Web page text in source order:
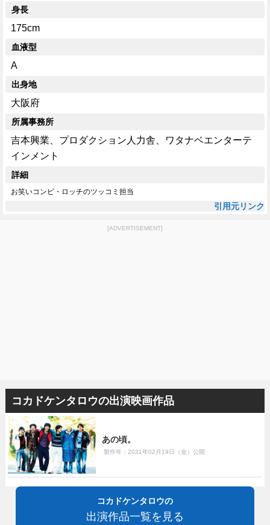
身長
175cm
血液型
A
出身地
大阪府
所属事務所
吉本興業、プロダクション人力舎、ワタナベエンターテ
インメント
詳細
お笑いコンビ・ロッチのツッコミ担当
引用元リンク
[ADVERTISEMENT]
コカドケンタロウの出演映画作品
あの頃。
製作年：2021年02月19日（金）公開
コカドケンタロウの
出演作品一覧を見る